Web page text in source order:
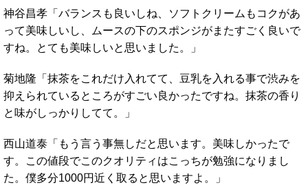
神谷昌孝「バランスも良いしね、ソフトクリームもコクがあ
って美味しいし、ムースの下のスポンジがまたすごく良いで
すね。とても美味しいと思いました。」
菊地隆「抹茶をこれだけ入れてて、豆乳を入れる事で渋みを
抑えられているところがすごい良かったですね。抹茶の香り
と味がしっかりしてて。」
西山道泰「もう言う事無しだと思います。美味しかったで
す。この値段でこのクオリティはこっちが勉強になりまし
た。僕多分1000円近く取ると思いますよ。」